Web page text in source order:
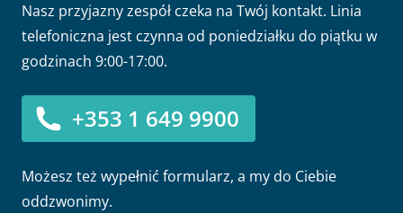
Nasz przyjazny zespół czeka na Twój kontakt. Linia
telefoniczna jest czynna od poniedziałku do piątku w
godzinach 9:00-17:00.
+353 1 649 9900
Możesz też wypełnić formularz, a my do Ciebie
oddzwonimy.